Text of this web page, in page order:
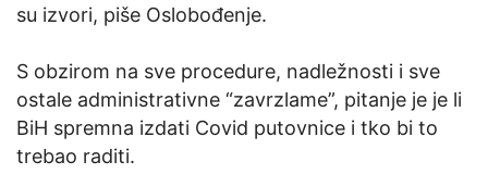
su izvori, piše Oslobođenje.
S obzirom na sve procedure, nadležnosti i sve
ostale administrativne “zavrzlame”, pitanje je je li
BiH spremna izdati Covid putovnice i tko bi to
trebao raditi.